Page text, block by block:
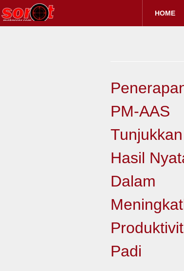
HOME
PM-AAS
Tunjukkan
Hasil
Dalam
Padi